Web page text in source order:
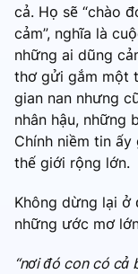
cả. Họ sẽ “chào
cảm”, nghĩa là
những ai dũng
thơ gửi gắm một
gian nan nhưng
nhân hậu, những
Chính niềm tin
thế giới rộng lớn.
Không dừng lại
những ước mơ
“nơi đó con có cả